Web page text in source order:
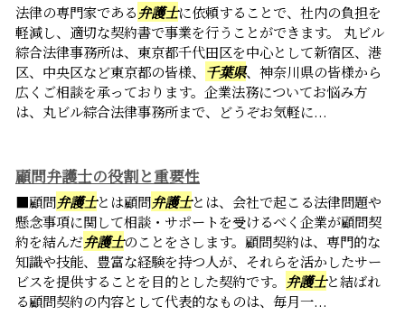
法律の専門家である弁護士に依頼することで、社内の負担を
軽減し、適切な契約書で事業を行うことができます。 丸ビル
綜合法律事務所は、東京都千代田区を中心として新宿区、港
区、中央区など東京都の皆様、 千葉県、神奈川県の皆様から
広くご相談を承っております。企業法務についてお悩み方
は、丸ビル綜合法律事務所まで、どうぞお気軽に...
顧問弁護士の役割と重要性
■顧問弁護士とは顧問弁護士とは、会社で起こる法律問題や
懸念事項に関して相談・サポートを受けるべく企業が顧問契
約を結んだ弁護士のことをさします。顧問契約は、専門的な
知識や技能、豊富な経験を持つ人が、それらを活かしたサー
ビスを提供することを目的とした契約です。 弁護士と結ばれ
る顧問契約の内容として代表的なものは、毎月一...